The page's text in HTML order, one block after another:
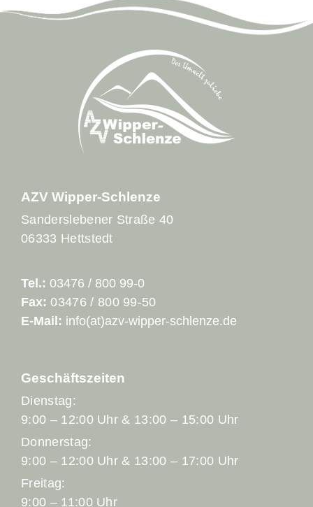
AZV Wipper-Schlenze
Sanderslebener Straße 40
06333 Hettstedt
Tel.: 03476 / 800 99-0
Fax: 03476 / 800 99-50
E-Mail: info(at)azv-wipper-schlenze.de
Geschäftszeiten
Dienstag:
9:00 – 12:00 Uhr & 13:00 – 15:00 Uhr
Donnerstag:
9:00 – 12:00 Uhr & 13:00 – 17:00 Uhr
Freitag:
9:00 – 11:00 Uhr